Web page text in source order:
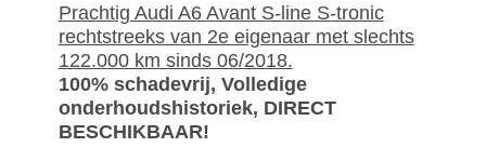
Prachtig Audi A6 Avant S-line S-tronic
rechtstreeks van 2e eigenaar met slechts
122.000 km sinds 06/2018.
100% schadevrij, Volledige
onderhoudshistoriek, DIRECT
BESCHIKBAAR!